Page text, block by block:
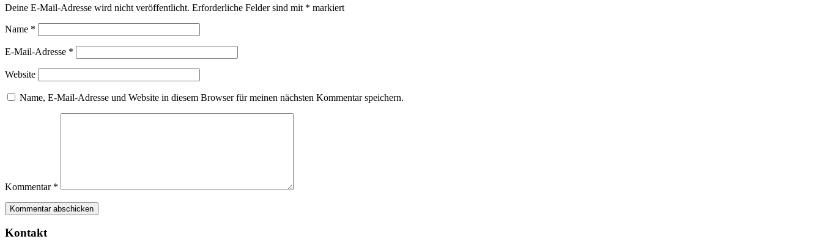
Deine E-Mail-Adresse wird nicht veröffentlicht. Erforderliche Felder sind mit * markiert
Name *
E-Mail-Adresse *
Website
Name, E-Mail-Adresse und Website in diesem Browser für meinen nächsten Kommentar speichern.
Kommentar *
Kontakt